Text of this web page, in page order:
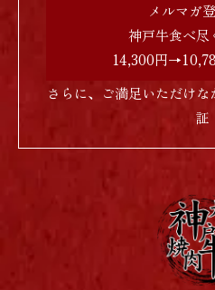
メルマガ
神戸牛食べ尽
14,300円
さらに、ご満足いただけ
証